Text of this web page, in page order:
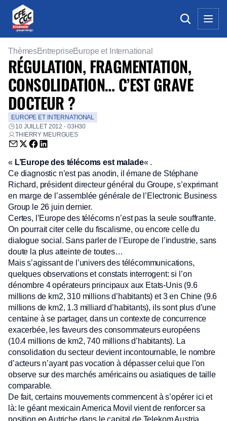
ThèmesEntrepriseEurope et International
RÉGULATION, FRAGMENTATION,
CONSOLIDATION… C’EST GRAVE
DOCTEUR ?
EUROPE ET INTERNATIONAL
10 JUILLET 2012 - 03H30
THIERRY MEURGUES
Envoyer par email (nouvelle fenêtre)
Partager sur Twitter (nouvelle fenêtre)
Partager sur Facebook (nouvelle fenêtre)
Partager sur LinkedIn (nouvelle fenêtre)
« L’Europe des télécoms est malade« .
Ce diagnostic n’est pas anodin, il émane de Stéphane
Richard, président directeur général du Groupe, s’exprimant
en marge de l’assemblée générale de l’Electronic Business
Group le 26 juin dernier.
Certes, l’Europe des télécoms n’est pas la seule souffrante.
On pourrait citer celle du fiscalisme, ou encore celle du
dialogue social. Sans parler de l’Europe de l’industrie, sans
doute la plus atteinte de toutes…
Mais s’agissant de l’univers des télécommunications,
quelques observations et constats interrogent: si l’on
dénombre 4 opérateurs principaux aux Etats-Unis (9.6
millions de km2, 310 millions d’habitants) et 3 en Chine (9.6
millions de km2, 1.3 milliard d’habitants), ils sont plus d’une
centaine à se partager, dans un contexte de concurrence
exacerbée, les faveurs des consommateurs européens
(10.4 millions de km2, 740 millions d’habitants). La
consolidation du secteur devient incontournable, le nombre
d’acteurs n’ayant pas vocation à dépasser celui que l’on
observe sur des marchés américains ou asiatiques de taille
comparable.
De fait, certains mouvements commencent à s’opérer ici et
là: le géant mexicain America Movil vient de renforcer sa
position en Autriche dans le capital de Telekom Austria,